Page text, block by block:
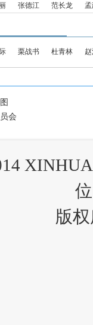
张德江 范长龙
栗战书 杜青林
会
版